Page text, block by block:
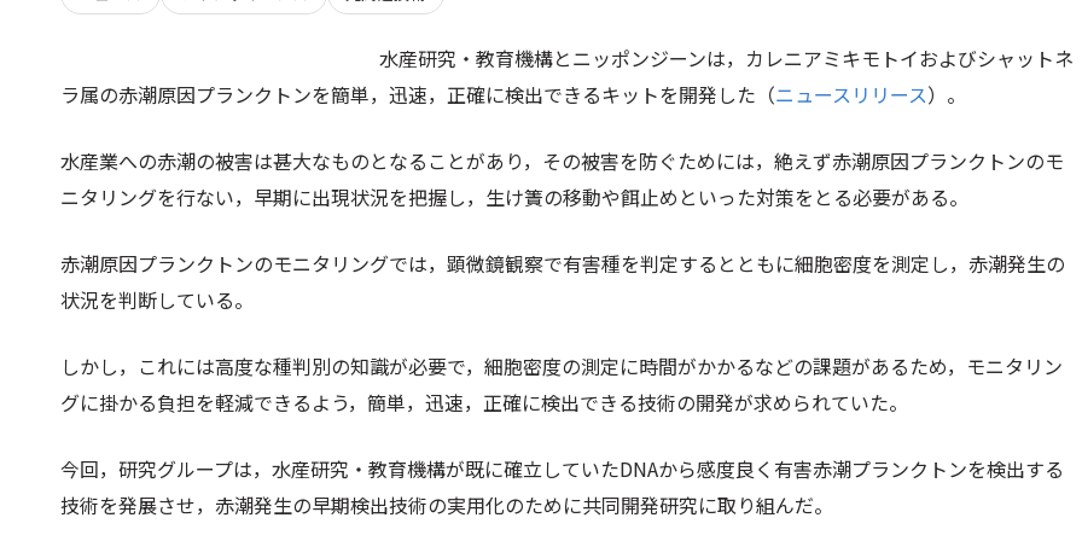
水産研究・教育機構とニッポンジーンは，カレニアミキモトイおよびシャットネ
ラ属の赤潮原因プランクトンを簡単，迅速，正確に検出できるキットを開発した（ニュースリリース）。
水産業への赤潮の被害は甚大なものとなることがあり，その被害を防ぐためには，絶えず赤潮原因プランクトンのモ
ニタリングを行ない，早期に出現状況を把握し，生け簀の移動や餌止めといった対策をとる必要がある。
赤潮原因プランクトンのモニタリングでは，顕微鏡観察で有害種を判定するとともに細胞密度を測定し，赤潮発生の
状況を判断している。
しかし，これには高度な種判別の知識が必要で，細胞密度の測定に時間がかかるなどの課題があるため，モニタリン
グに掛かる負担を軽減できるよう，簡単，迅速，正確に検出できる技術の開発が求められていた。
今回，研究グループは，水産研究・教育機構が既に確立していたDNAから感度良く有害赤潮プランクトンを検出する
技術を発展させ，赤潮発生の早期検出技術の実用化のために共同開発研究に取り組んだ。